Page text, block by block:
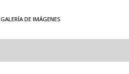
GALERÍA DE IMÁGENES